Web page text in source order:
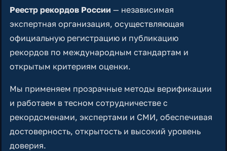
Реестр рекордов России — независимая
экспертная организация, осуществляющая
официальную регистрацию и публикацию
рекордов по международным стандартам и
открытым критериям оценки.
Мы применяем прозрачные методы верификации
и работаем в тесном сотрудничестве с
рекордсменами, экспертами и СМИ, обеспечивая
достоверность, открытость и высокий уровень
доверия.